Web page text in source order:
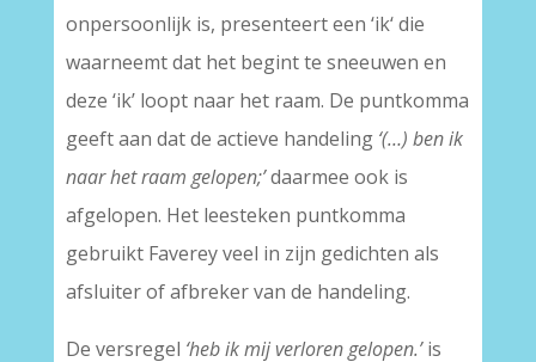
onpersoonlijk is, presenteert een ‘ik‘ die
waarneemt dat het begint te sneeuwen en
deze ‘ik’ loopt naar het raam. De puntkomma
geeft aan dat de actieve handeling ‘(…) ben ik
naar het raam gelopen;’daarmee ook is
afgelopen. Het leesteken puntkomma
gebruikt Faverey veel in zijn gedichten als
afsluiter of afbreker van de handeling.
De versregel ‘heb ik mij verloren gelopen.’is